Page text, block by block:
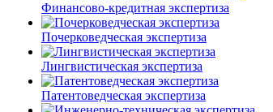
Финансово-кредитная экспертиза
Почерковедческая экспертиза
Лингвистическая экспертиза
Патентоведческая экспертиза